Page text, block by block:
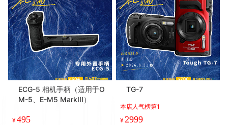
ECG-5 相机手柄（适用于O
M-5、E-M5 MarkIII）
¥495
TG-7
本店人气榜第1
¥ 2999